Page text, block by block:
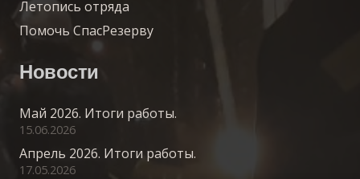
Летопись отряда
Помочь СпасРезерву
Новости
Май 2026. Итоги работы.
15.06.2026
Апрель 2026. Итоги работы.
17.05.2026